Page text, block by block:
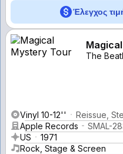
Έλεγχος
The
Vinyl 10-12''
Reissue,
Apple Records
SMAL-
US
1971
Rock, Stage & Screen